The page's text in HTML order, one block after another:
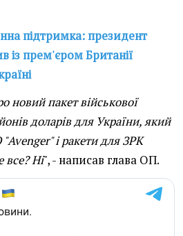
підтримка: президент
із прем'єром Британії
новий пакет військової
доларів для України, який
і ракети для ЗРК
все? Ні", - написав глава ОП.